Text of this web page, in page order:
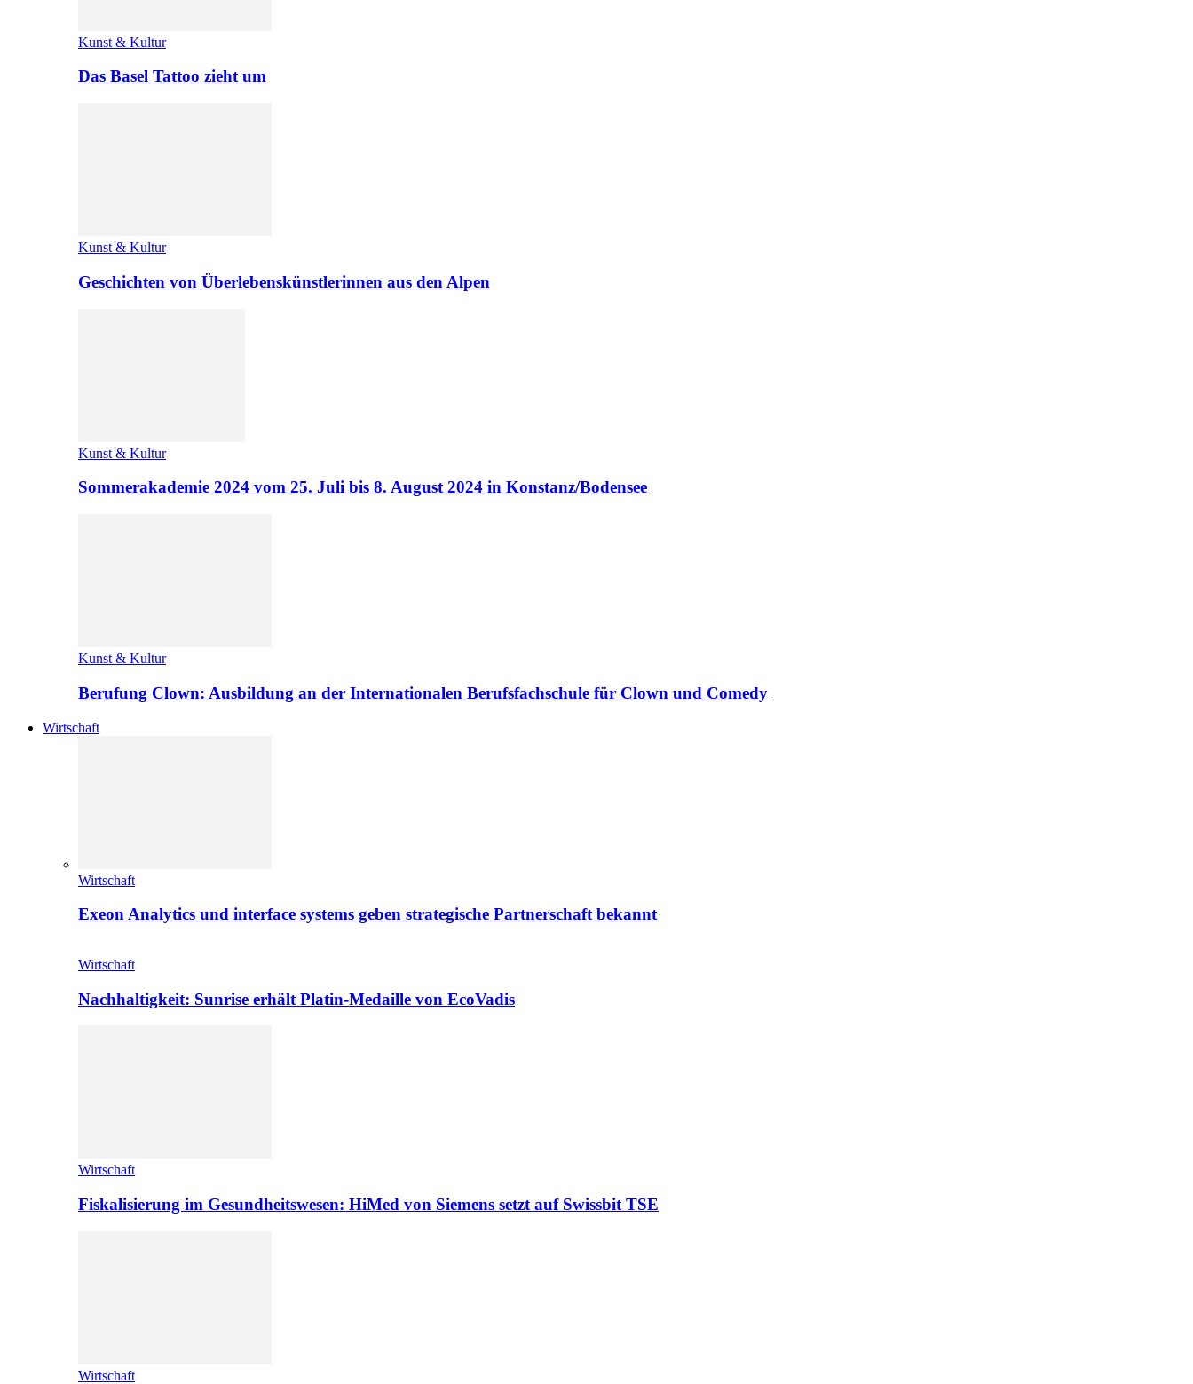
Kunst & Kultur
Das Basel Tattoo zieht um
Kunst & Kultur
Geschichten von Überlebenskünstlerinnen aus den Alpen
Kunst & Kultur
Sommerakademie 2024 vom 25. Juli bis 8. August 2024 in Konstanz/Bodensee
Kunst & Kultur
Berufung Clown: Ausbildung an der Internationalen Berufsfachschule für Clown und Comedy
Wirtschaft
Wirtschaft
Exeon Analytics und interface systems geben strategische Partnerschaft bekannt
Wirtschaft
Nachhaltigkeit: Sunrise erhält Platin-Medaille von EcoVadis
Wirtschaft
Fiskalisierung im Gesundheitswesen: HiMed von Siemens setzt auf Swissbit TSE
Wirtschaft